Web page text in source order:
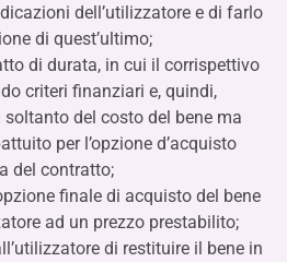
dell’utilizzatore e di farlo
di quest’ultimo;
di durata, in cui il corrispettivo
criteri finanziari e, quindi,
del costo del bene ma
per l’opzione d’acquisto
del contratto;
finale di acquisto del bene
ad un prezzo prestabilito;
di restituire il bene in